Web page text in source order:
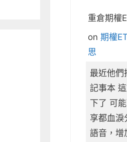
重倉期權
on 期權
思
最近他們
記事本
下了 可
享都血淚
語音，增